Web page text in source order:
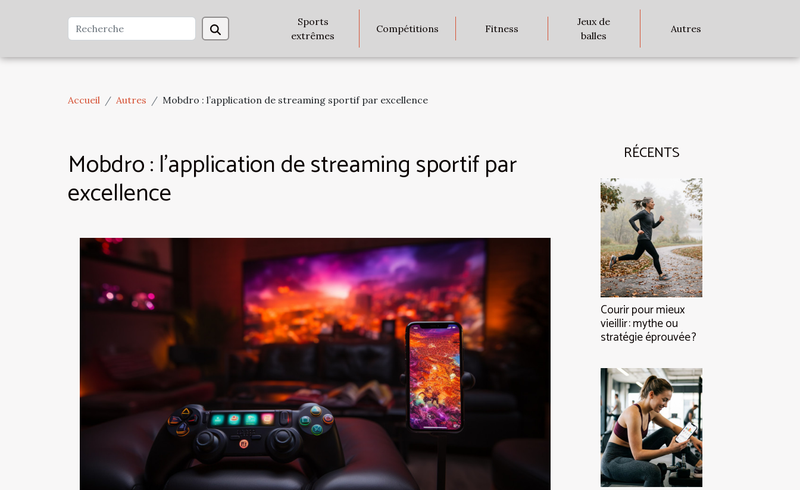
Sports
extrêmes
Compétitions Fitness
Jeux de
balles
Autres
Accueil Autres Mobdro : l’application de streaming sportif par excellence
Mobdro : l’application de streaming sportif par
excellence
RÉCENTS
Courir pour mieux
vieillir : mythe ou
stratégie éprouvée ?